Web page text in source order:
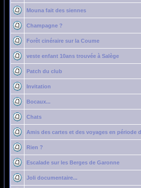
Mouna fait des siennes
Champagne ?
Forêt cinéraire sur la Coume
veste enfant 10ans trouvée à Salège
Patch du club
Invitation
Bocaux...
Chats
Amis des cartes et des voyages en période
Rien ?
Escalade sur les Berges de Garonne
Joli documentaire...